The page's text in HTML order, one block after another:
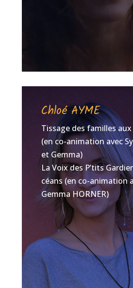
Chloé AYME
Tissage des familles
(en co-animation avec
et Gemma)
La Voix des P’tits
céans (en co-animation
Gemma HORNER)